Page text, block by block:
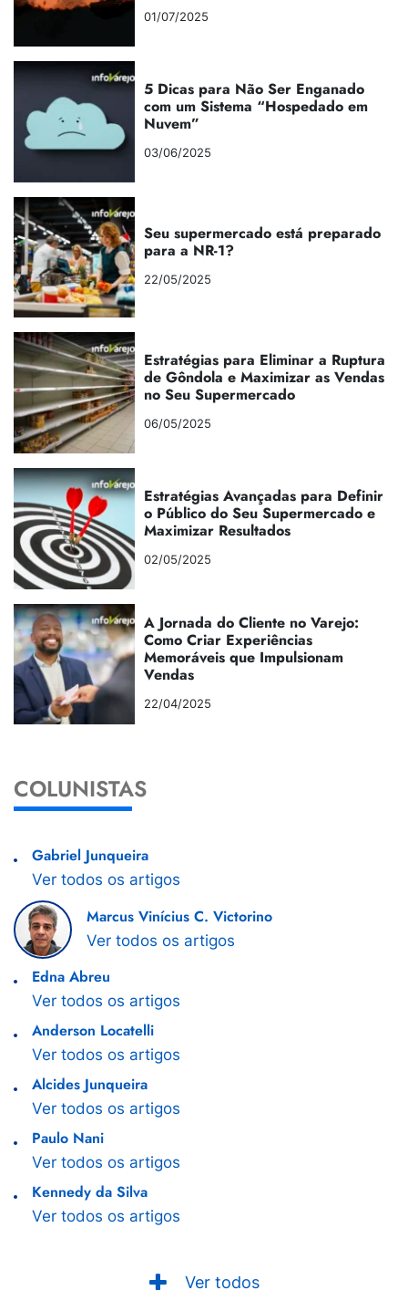
01/07/2025
5 Dicas para Não Ser Enganado
com um Sistema “Hospedado em
Nuvem”
03/06/2025
Seu supermercado está preparado
para a NR-1?
22/05/2025
Estratégias para Eliminar a Ruptura
de Gôndola e Maximizar as Vendas
no Seu Supermercado
06/05/2025
Estratégias Avançadas para Definir
o Público do Seu Supermercado e
Maximizar Resultados
02/05/2025
A Jornada do Cliente no Varejo:
Como Criar Experiências
Memoráveis que Impulsionam
Vendas
22/04/2025
COLUNISTAS
Gabriel Junqueira
Ver todos os artigos
Marcus Vinícius C. Victorino
Ver todos os artigos
Edna Abreu
Ver todos os artigos
Anderson Locatelli
Ver todos os artigos
Alcides Junqueira
Ver todos os artigos
Paulo Nani
Ver todos os artigos
Kennedy da Silva
Ver todos os artigos
Ver todos